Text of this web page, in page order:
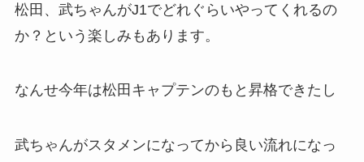
松田、武ちゃんがJ1でどれぐらいやってくれるの
か？という楽しみもあります。
なんせ今年は松田キャプテンのもと昇格できたし
武ちゃんがスタメンになってから良い流れになっ